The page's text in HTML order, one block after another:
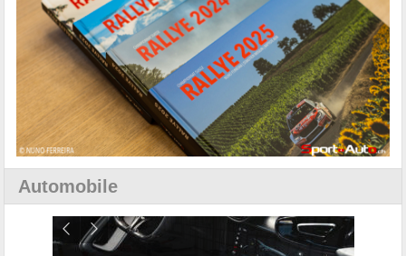
Automobile